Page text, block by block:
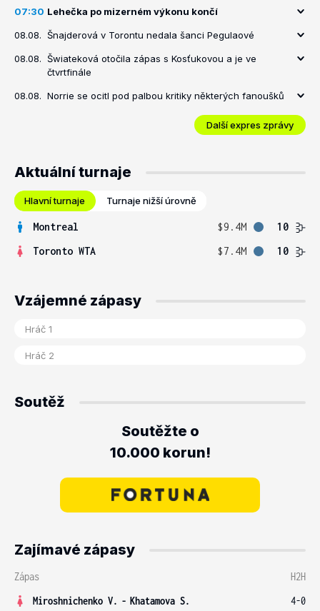
07:30 Lehečka po mizerném výkonu končí
08.08. Šnajderová v Torontu nedala šanci Pegulaové
08.08. Šwiateková otočila zápas s Kosťukovou a je ve
čtvrtfinále
08.08. Norrie se ocitl pod palbou kritiky některých fanoušků
Další expres zprávy
Aktuální turnaje
Hlavní turnaje Turnaje nižší úrovně
Montreal $9.4M
10
Toronto WTA
$7.4M 10
Vzájemné zápasy
Soutěž
Soutěžte o
10.000 korun!
Zajímavé zápasy
Zápas
H2H
Miroshnichenko V. - Khatamova S.
4-0